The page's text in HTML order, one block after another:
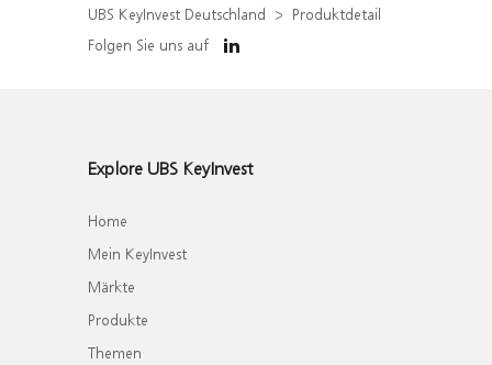
UBS KeyInvest Deutschland
Produktdetail
Folgen Sie uns auf
Explore UBS KeyInvest
Home
Mein KeyInvest
Märkte
Produkte
Themen